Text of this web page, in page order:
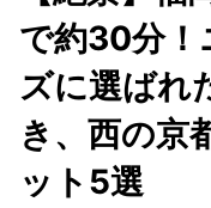
で約30分！
ズに選ばれ
き、西の京
ット5選